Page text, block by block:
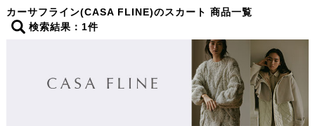
カーサフライン(CASA FLINE)のスカート 商品一覧
検索結果：1件